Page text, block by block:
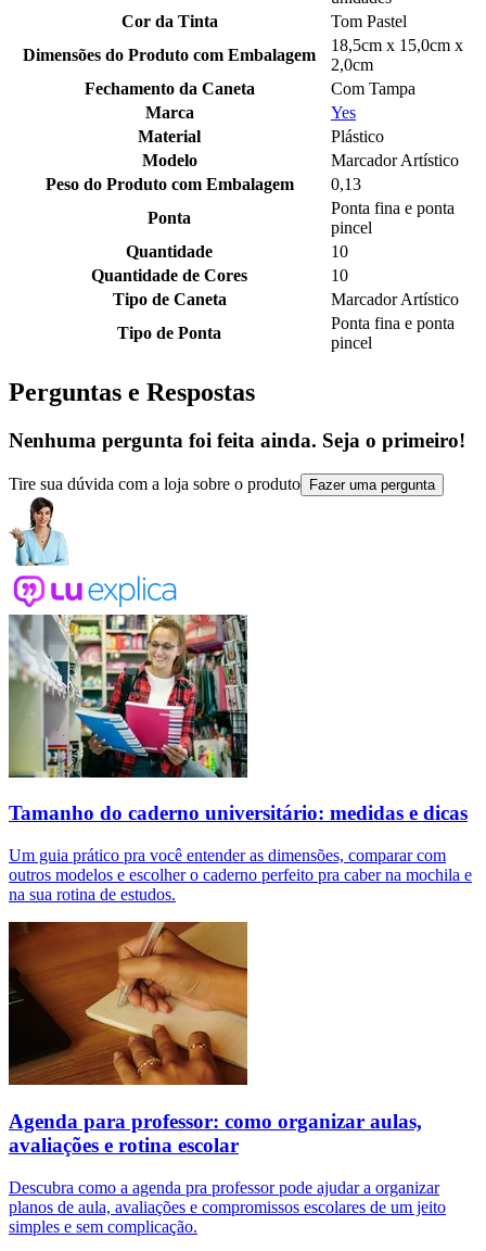
Cor da Tinta
Tom Pastel
Dimensões do Produto com Embalagem
18,5cm x 15,0cm x
2,0cm
Fechamento da Caneta
Com Tampa
Marca
Yes
Material
Plástico
Modelo
Marcador Artístico
Peso do Produto com Embalagem
0,13
Ponta
Ponta fina e ponta
pincel
Quantidade
10
Quantidade de Cores
10
Tipo de Caneta
Marcador Artístico
Tipo de Ponta
Ponta fina e ponta
pincel
Perguntas e Respostas
Nenhuma pergunta foi feita ainda. Seja o primeiro!
Tire sua dúvida com a loja sobre o produto Fazer uma pergunta
Tamanho do caderno universitário: medidas e dicas
Um guia prático pra você entender as dimensões, comparar com
outros modelos e escolher o caderno perfeito pra caber na mochila e
na sua rotina de estudos.
Agenda para professor: como organizar aulas,
avaliações e rotina escolar
Descubra como a agenda pra professor pode ajudar a organizar
planos de aula, avaliações e compromissos escolares de um jeito
simples e sem complicação.